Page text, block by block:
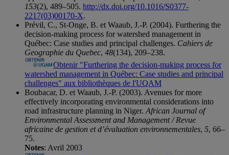
153(2), 489–505. http://dx.doi.org/10.1016/S0377-
2217(03)00170-X.
Prévil, C., St-Onge, B. et Waaub, J.-P. (2004). Furthering the
decision-making process for watershed management in
Québec: Case studies and principal challenges. Cahiers de
Geographie du Quebec, 48(134), 209–238.
Obtenir "Furthering the decision-making process for
watershed management in Québec: Case studies and principal
challenges" aux bibliothèques de l'UQAM
Boubacar, D. et Waaub, J.-P. (2003). Avenues for more
effectively incorporating environmental considerations into
road infrastructure planning in Niger. African Journal of
Environmental Assessment and Management / Revue
africaine de gestion et d’évaluation environnementales, 5, 66–
75.
Notes: Avril 2003